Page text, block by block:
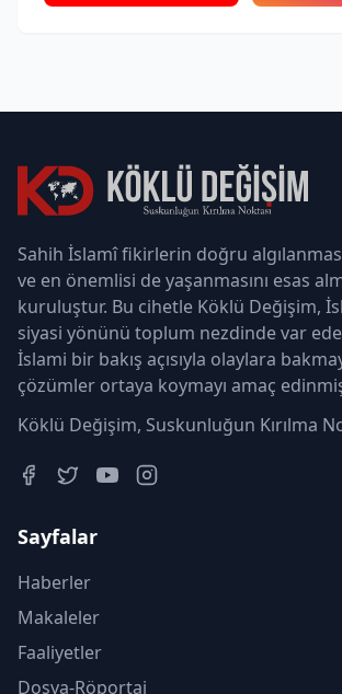
Sahih İslamî fikirlerin doğru
ve en önemlisi de yaşanmasını esas
kuruluştur. Bu cihetle Köklü Değişim,
siyasi yönünü toplum nezdinde var
İslami bir bakış açısıyla olaylara
çözümler ortaya koymayı amaç
Köklü Değişim, Suskunluğun Kırılma
Sayfalar
Haberler
Makaleler
Faaliyetler
Dosya-Röportaj